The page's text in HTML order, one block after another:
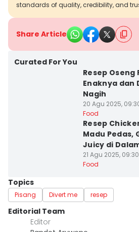
standards of quality, credibility, and
Share Article
Curated For You
Resep
Enaknya dan
Nagih
20 Agu 2025,
Food
Resep
Madu Pedas,
Juicy di
21 Agu 2025,
Food
Topics
Pisang Divert me resep
Editorial Team
Editor